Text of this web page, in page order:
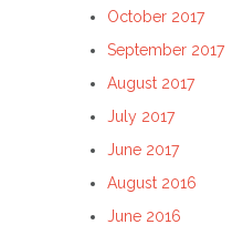
October 2017
September 2017
August 2017
July 2017
June 2017
August 2016
June 2016